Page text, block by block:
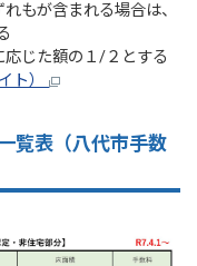
もが含まれる場合は、
じた額の１/２とする
ト）
覧表（八代市手数